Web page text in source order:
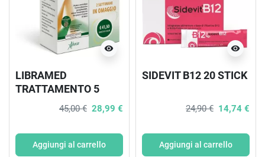
visibility
LIBRAMED
TRATTAMENTO 5
SETTIMANE 138 + 84
COMPRESSE
45,00 € 28,99 €
Aggiungi al carrello
visibility
SIDEVIT B12 20 STICK
24,90 € 14,74 €
Aggiungi al carrello